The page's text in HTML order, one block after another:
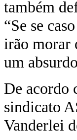
também
“Se se
irão morar
um
De acordo
sindicato
Vanderlei